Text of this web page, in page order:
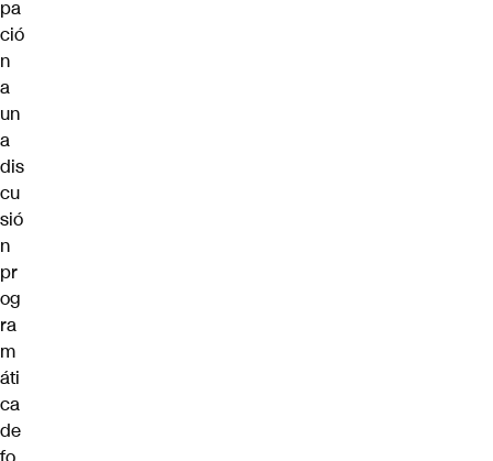
pa
ció
n
a
un
a
dis
cu
sió
n
pr
og
ra
m
áti
ca
de